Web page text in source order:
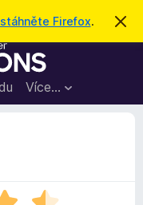
stáhněte Firefox.
S
r
Více…
Přihlásit se